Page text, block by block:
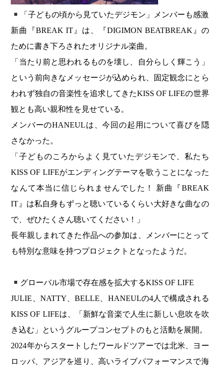
「子どもの頃から見ていたデジモン」メンバーも感激
新曲『BREAK IT』は、『DIGIMON BEATBREAK』の
ために書き下ろされたオリジナル楽曲。
「当たり前と思われるものを壊し、自分らしく輝こう」
という前向きなメッセージが込められ、固定観念にとら
われず独自の音楽性を追求してきたKISS OF LIFEの世界
観とも高い親和性を見せている。
メンバーのHANEULは、今回の起用について喜びを隠
さなかった。
「子どものころからよく見ていたデジモンで、私たち
KISS OF LIFEがエンディングテーマを歌うことになった
なんて本当に信じられませんでした！ 新曲『BREAK
IT』は私自身もずっと聴いているくらい大好きな曲なの
で、ぜひたくさん聴いてください！」
長年親しまれてきた作品への参加は、メンバーにとって
も特別な意味を持つプロジェクトとなったようだ。
グローバル市場で存在感を拡大するKISS OF LIFE
JULIE、NATTY、BELLE、HANEULの4人で構成される
KISS OF LIFEは、「新鮮な音楽で人生に新しい息吹を吹
き込む」というグループコンセプトのもと活動を展開。
2024年からスタートしたワールドツアーでは北米、ヨー
ロッパ、アジアを巡り、高いライブパフォーマンスで海